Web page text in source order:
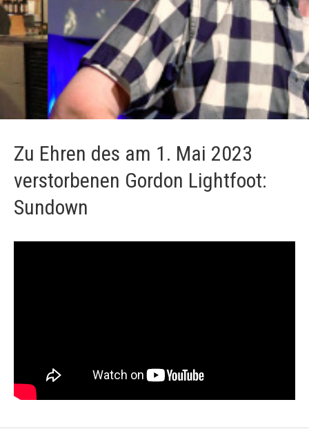
Zu Ehren des am 1. Mai 2023
verstorbenen Gordon Lightfoot:
Sundown